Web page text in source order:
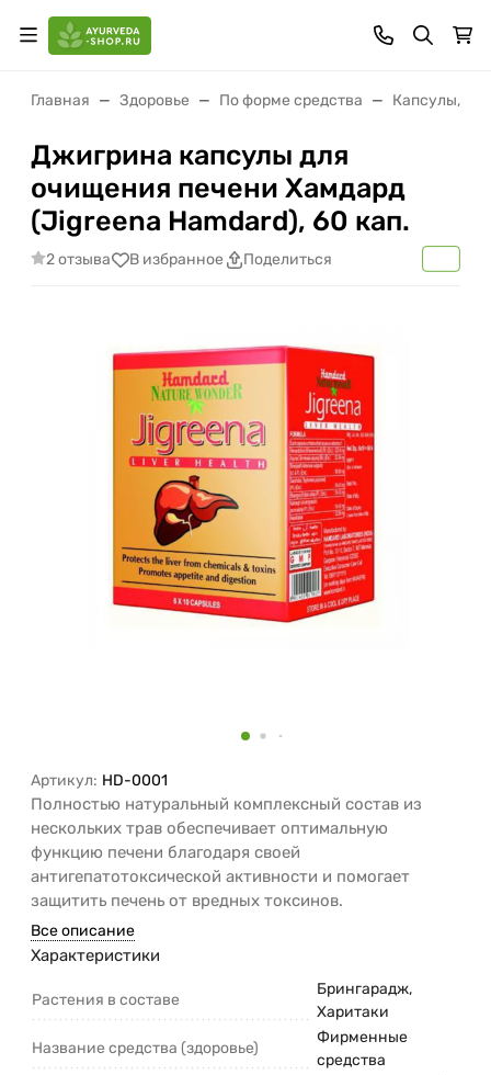
Главная Здоровье По форме средства Капсулы,
Джигрина капсулы для
очищения печени Хамдард
(Jigreena Hamdard), 60 кап.
2 отзыва В избранное Поделиться
Артикул: HD-0001
Полностью натуральный комплексный состав из
нескольких трав обеспечивает оптимальную
функцию печени благодаря своей
антигепатотоксической активности и помогает
защитить печень от вредных токсинов.
Все описание
Характеристики
Растения в составе
Брингарадж,
Харитаки
Название средства (здоровье)
Фирменные
средства